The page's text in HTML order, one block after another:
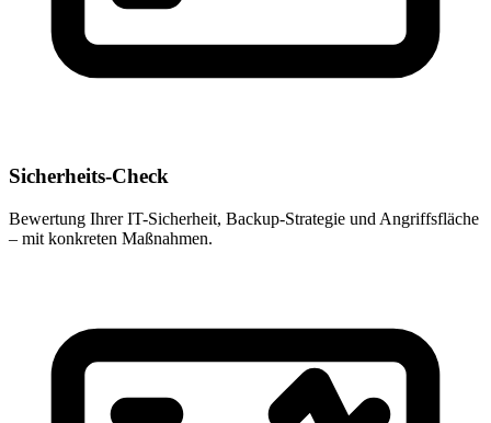
Sicherheits-Check
Bewertung Ihrer IT-Sicherheit, Backup-Strategie und Angriffsfläche
– mit konkreten Maßnahmen.